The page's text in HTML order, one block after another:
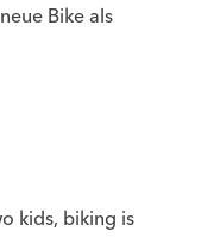
Bike als
kids, biking is